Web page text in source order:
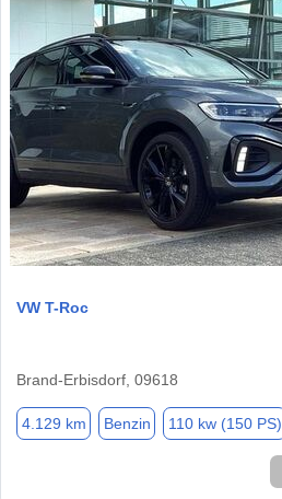
VW T-Roc
Brand-Erbisdorf, 09618
4.129 km Benzin 110 kw (150 PS)